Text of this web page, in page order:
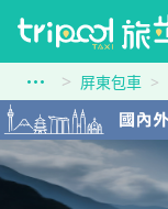
屏東包車